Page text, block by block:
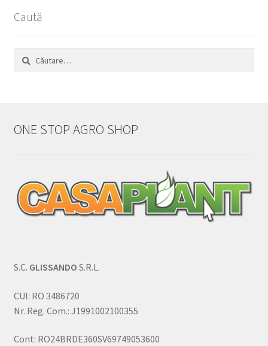
Caută
Caută
ONE STOP AGRO SHOP
S.C. GLISSANDO S.R.L.
CUI: RO 3486720
Nr. Reg. Com.: J1991002100355
Cont: RO24BRDE360SV69749053600